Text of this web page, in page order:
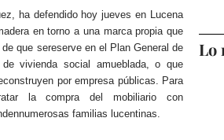
ha defendido hoy jueves en Lucena
en torno a una marca propia que
que sereserve en el Plan General de
vivienda social amueblada, o que
por empresa públicas. Para
la compra del mobiliario con
familias lucentinas.
Lo